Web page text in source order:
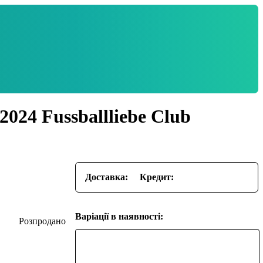
Fussballliebe Club
Доставка: Кредит:
Варіації в наявності: